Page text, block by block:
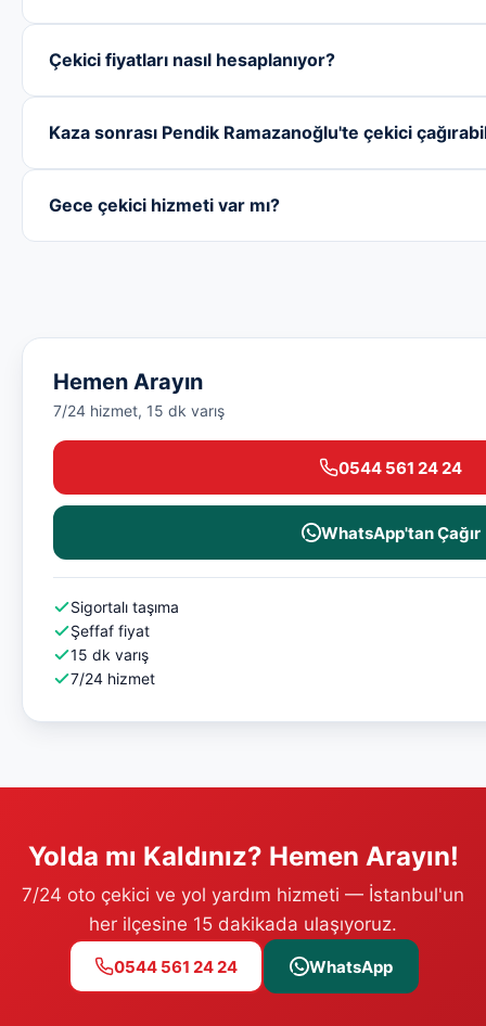
Çekici fiyatları nasıl hesaplanıyor?
Kaza sonrası Pendik Ramazanoğlu'te çekici
Gece çekici hizmeti var mı?
Hemen Arayın
7/24 hizmet, 15 dk varış
0544 561 24 24
WhatsApp'tan Çağır
Sigortalı taşıma
Şeffaf fiyat
15 dk varış
7/24 hizmet
Yolda mı Kaldınız? Hemen Arayın!
7/24 oto çekici ve yol yardım hizmeti — İstanbul'un
her ilçesine 15 dakikada ulaşıyoruz.
0544 561 24 24 WhatsApp